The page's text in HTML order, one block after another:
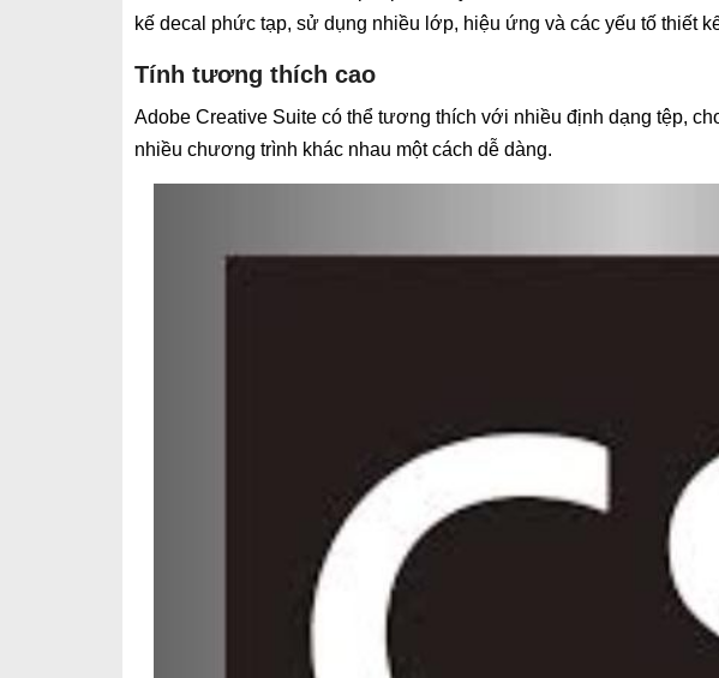
kế decal phức tạp, sử dụng nhiều lớp, hiệu ứng và các yếu tố thiết
Tính tương thích cao
Adobe Creative Suite có thể tương thích với nhiều định dạng tệp,
nhiều chương trình khác nhau một cách dễ dàng.